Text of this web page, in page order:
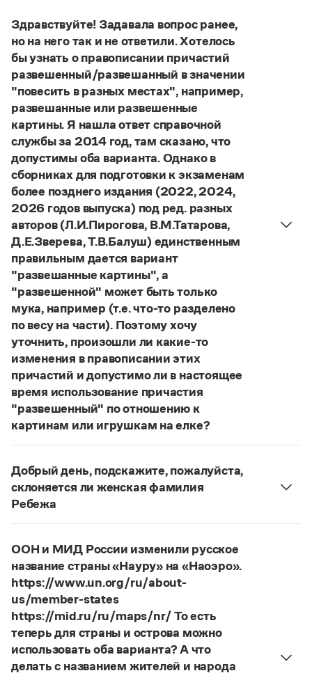
Справочники
Правила русской орфографии и пунктуации
Русский язык. Краткий теоретический курс
для школьников
Письмовник
Справочник по пунктуации
Словарь-справочник трудностей
Справочник по фразеологии
Азбучные истины
Словарь-справочник непростые слова
Все справочники портала
Журнал
Новости и события
Монологи
Интервью
Лекции и подкасты
Рекомендуем
Учебник Грамоты
Интерактивные упражнения: от простого к сложному
Скороговорки
Издательство
Словари
Научпоп
Учебники и справочники
Все книги
Управление в русском языке
Словарь русских имён
Словарь методических терминов
Правила русской орфографии и пунктуации
Здравствуйте! Задавала вопрос ранее,
но на него так и не ответили. Хотелось
бы узнать о правописании причастий
развешенный/развешанный в значении
"повесить в разных местах", например,
развешанные или развешенные
картины. Я нашла ответ справочной
службы за 2014 год, там сказано, что
допустимы оба варианта. Однако в
сборниках для подготовки к экзаменам
более позднего издания (2022, 2024,
2026 годов выпуска) под ред. разных
авторов (Л.И.Пирогова, В.М.Татарова,
Д.Е.Зверева, Т.В.Балуш) единственным
правильным дается вариант
"развешанные картины", а
"развешенной" может быть только
мука, например (т.е. что-то разделено
по весу на части). Поэтому хочу
уточнить, произошли ли какие-то
изменения в правописании этих
причастий и допустимо ли в настоящее
время использование причастия
"развешенный" по отношению к
картинам или игрушкам на елке?
Нашответ2014 года по-прежнему актуален.
то игнорируют рекомендации нормативных
словарей русского языка, в которых указан глагол
развесить
развешенный) со значением «повесить в разных
местах (несколько, много предметов)». Ср.:
Я знаю, что на стенах своей квартиры вы
развесили разные географические карты
(И. С. Тургенев. Бретер). И эти карты, безусловно,
развешены.
Страница ответа
Добрый день, подскажите, пожалуйста,
склоняется ли женская фамилия
Ребежа
ФамилияРебежасклоняется (и мужская,
Страница ответа
ООН и МИД России изменили русское
название страны «Науру» на «Наоэро».
https://www.un.org/ru/about-
us/member-states
https://mid.ru/ru/maps/nr/ То есть
теперь для страны и острова можно
использовать оба варианта? А что
делать с названием жителей и народа